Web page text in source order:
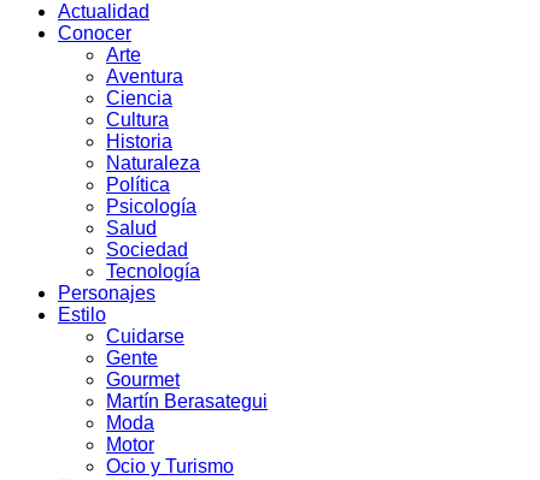
Actualidad
Conocer
Arte
Aventura
Ciencia
Cultura
Historia
Naturaleza
Política
Psicología
Salud
Sociedad
Tecnología
Personajes
Estilo
Cuidarse
Gente
Gourmet
Martín Berasategui
Moda
Motor
Ocio y Turismo